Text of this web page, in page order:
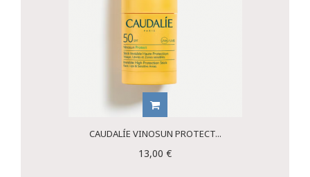
CAUDALÍE VINOSUN PROTECT...
13,00 €